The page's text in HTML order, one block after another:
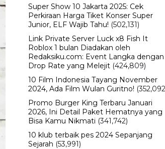
Super Show 10 Jakarta 2025: Cek
Perkiraan Harga Tiket Konser Super
Junior, ELF Wajib Tahu! (502,131)
Link Private Server Luck x8 Fish It
Roblox 1 bulan Diadakan oleh
Redaksiku.com: Event Langka dengan
Drop Rate yang Melejit (424,809)
10 Film Indonesia Tayang November
2024, Ada Film Wulan Guritno!
Promo Burger King Terbaru Januari
2026, Ini Detail Paket Hematnya yang
Bisa Kamu Nikmati (341,742)
10 klub terbaik pes 2024 Sepanjang
Sejarah (53,991)